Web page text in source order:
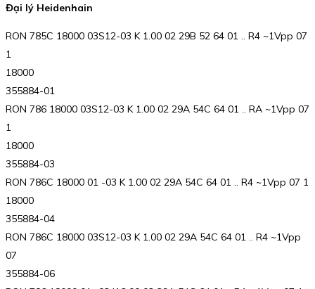
Đại lý Heidenhain
RON 785C 18000 03S12-03 K 1.00 02 29B 52 64 01 .. R4 ~1Vpp 07
1
18000
355884-01
RON 786 18000 03S12-03 K 1.00 02 29A 54C 64 01 .. RA ~1Vpp 07
1
18000
355884-03
RON 786C 18000 01 -03 K 1.00 02 29A 54C 64 01 .. R4 ~1Vpp 07 1
18000
355884-04
RON 786C 18000 03S12-03 K 1.00 02 29A 54C 64 01 .. R4 ~1Vpp
07
355884-06